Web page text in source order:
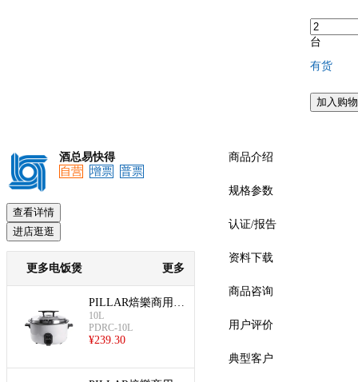
台
有货
加入购
酒总易快得
自营
增票 普票
查看详情
进店逛逛
更多电饭煲 更多
PILLAR焙樂商用不
粘鼓形电饭煲(商用
不粘鼓形电饭煲 10
L)
10L
PDRC-10L
¥239.30
商品介绍
规格参数
认证/报告
资料下载
商品咨询
用户评价
典型客户